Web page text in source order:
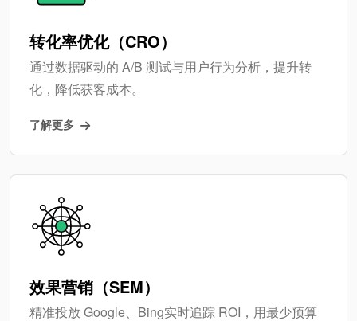
转化率优化（CRO）
通过数据驱动的 A/B 测试与用户行为分析，提升转
化，降低获客成本。
了解更多
效果营销（SEM）
精准投放 Google、Bing实时追踪 ROI，用最少预算